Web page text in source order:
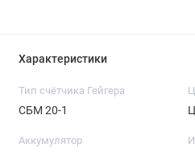
Характеристики
Тип счётчика Гейгера
СБМ 20-1
Аккумулятор